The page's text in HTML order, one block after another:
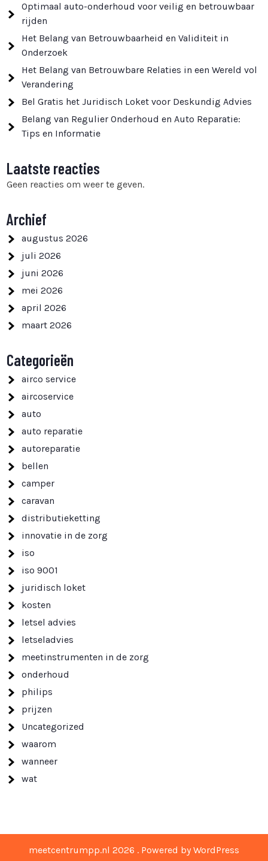
Optimaal auto-onderhoud voor veilig en betrouwbaar
rijden
Het Belang van Betrouwbaarheid en Validiteit in
Onderzoek
Het Belang van Betrouwbare Relaties in een Wereld vol
Verandering
Bel Gratis het Juridisch Loket voor Deskundig Advies
Belang van Regulier Onderhoud en Auto Reparatie:
Tips en Informatie
Laatste reacties
Geen reacties om weer te geven.
Archief
augustus 2026
juli 2026
juni 2026
mei 2026
april 2026
maart 2026
Categorieën
airco service
aircoservice
auto
auto reparatie
autoreparatie
bellen
camper
caravan
distributieketting
innovatie in de zorg
iso
iso 9001
juridisch loket
kosten
letsel advies
letseladvies
meetinstrumenten in de zorg
onderhoud
philips
prijzen
Uncategorized
waarom
wanneer
wat
meetcentrumpp.nl 2026 . Powered by WordPress